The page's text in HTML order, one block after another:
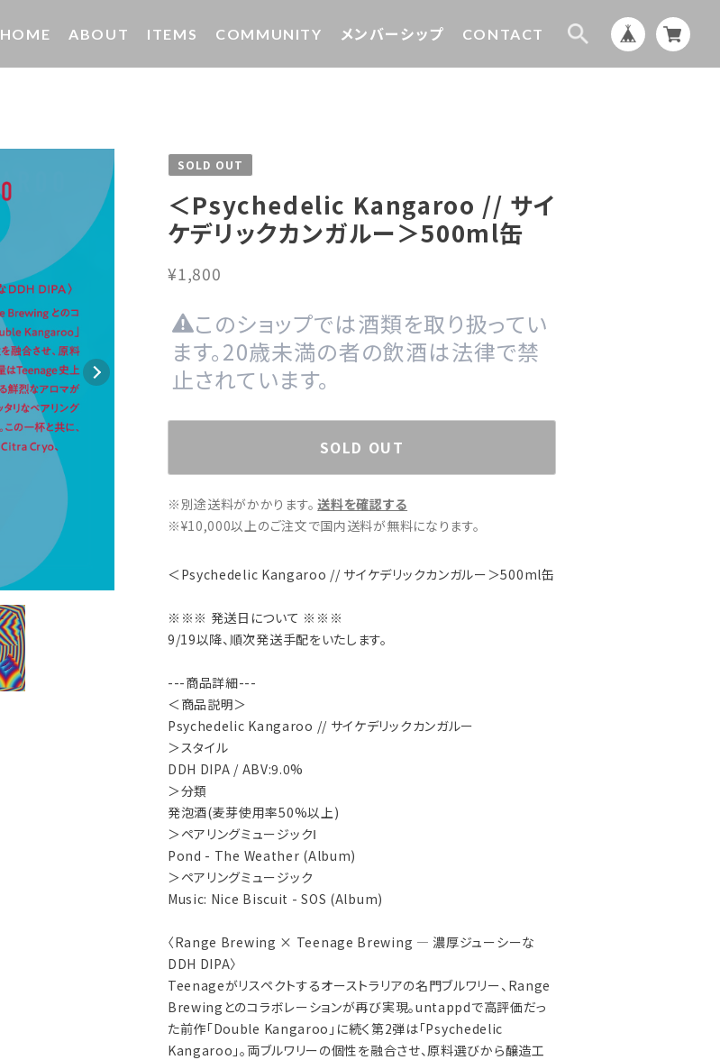
HOME ABOUT ITEMS COMMUNITY メンバーシップ CONTACT
SOLD OUT
＜Psychedelic Kangaroo // サイ
ケデリックカンガルー＞500ml缶
¥1,800
このショップでは酒類を取り扱ってい
ます。20歳未満の者の飲酒は法律で禁
止されています。
SOLD OUT
※別途送料がかかります。 送料を確認する
※¥10,000以上のご注文で国内送料が無料になります。
＜Psychedelic Kangaroo // サイケデリックカンガルー＞500ml缶
※※※ 発送日について ※※※
9/19以降、順次発送手配をいたします。
---商品詳細---
＜商品説明＞
Psychedelic Kangaroo // サイケデリックカンガルー
＞スタイル
DDH DIPA / ABV:9.0%
＞分類
発泡酒(麦芽使用率50%以上)
＞ペアリングミュージックⅠ
Pond - The Weather (Album)
＞ペアリングミュージック
Music: Nice Biscuit - SOS (Album)
〈Range Brewing × Teenage Brewing ― 濃厚ジューシーな
DDH DIPA〉
Teenageがリスペクトするオーストラリアの名門ブルワリー、Range
Brewingとのコラボレーションが再び実現。untappdで高評価だっ
た前作「Double Kangaroo」に続く第2弾は「Psychedelic
Kangaroo」。両ブルワリーの個性を融合させ、原料選びから醸造工